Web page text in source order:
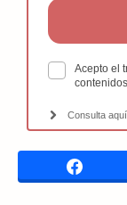
Acepto el
Consulta